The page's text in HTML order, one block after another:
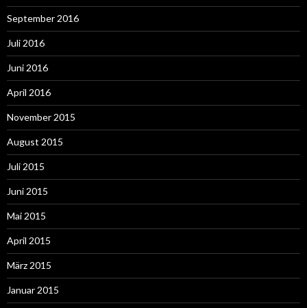
September 2016
Juli 2016
Juni 2016
April 2016
November 2015
August 2015
Juli 2015
Juni 2015
Mai 2015
April 2015
März 2015
Januar 2015